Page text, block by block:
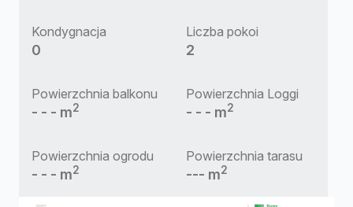
Kondygnacja
0
Liczba pokoi
2
Powierzchnia balkonu
- - - m2
Powierzchnia Loggi
- - - m2
Powierzchnia ogrodu
- - - m2
Powierzchnia tarasu
--- m2